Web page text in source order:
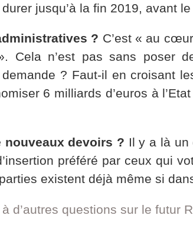
jusqu’à la fin 2019, avant le
? C’est « au
Cela n’est pas sans poser
? Faut-il en croisant
6 milliards d’euros à
nouveaux devoirs ? Il y a là un
préféré par ceux qui
existent déjà même si
d’autres questions sur le futur